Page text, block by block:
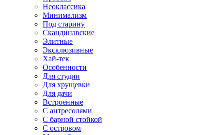
Неоклассика
Минимализм
Под старину
Скандинавские
Элитные
Эксклюзивные
Хай-тек
Особенности
Для студии
Для хрущевки
Для дачи
Встроенные
С антресолями
С барной стойкой
С островом